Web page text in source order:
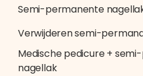
Semi-permanente
Verwijderen semi-
Medische pedicure +
nagellak